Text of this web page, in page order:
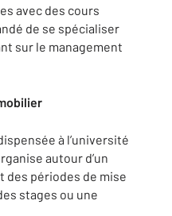
avec des cours
de se spécialiser
sur le management
à l’université
autour d’un
périodes de mise
stages ou une